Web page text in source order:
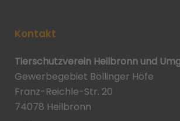
Kontakt
Tierschutzverein Heilbronn und
Gewerbegebiet Böllinger Höfe
Franz-Reichle-Str. 20
74078 Heilbronn